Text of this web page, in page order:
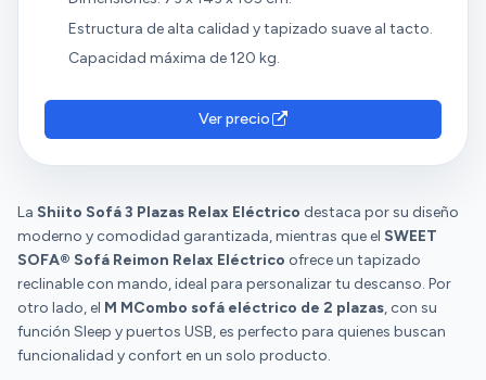
Estructura de alta calidad y tapizado suave al tacto.
Capacidad máxima de 120 kg.
Ver precio
La Shiito Sofá 3 Plazas Relax Eléctrico destaca por su diseño
moderno y comodidad garantizada, mientras que el SWEET
SOFA® Sofá Reimon Relax Eléctrico ofrece un tapizado
reclinable con mando, ideal para personalizar tu descanso. Por
otro lado, el M MCombo sofá eléctrico de 2 plazas, con su
función Sleep y puertos USB, es perfecto para quienes buscan
funcionalidad y confort en un solo producto.